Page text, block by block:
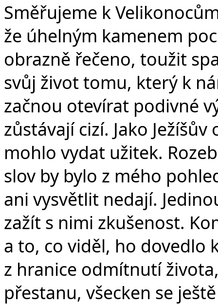
Směřujeme k
že úhelným kamenem
obrazně řečeno, toužit
svůj život tomu, který k
začnou otevírat podivné
zůstávají cizí. Jako
mohlo vydat užitek.
slov by bylo z mého
ani vysvětlit nedají.
zažít s nimi zkušenost.
a to, co viděl, ho dovedlo
z hranice odmítnutí
přestanu, všecken se